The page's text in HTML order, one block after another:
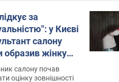
за
у Києві
салону
образив жінку
скандал.
салону почав
оцінку зовнішності